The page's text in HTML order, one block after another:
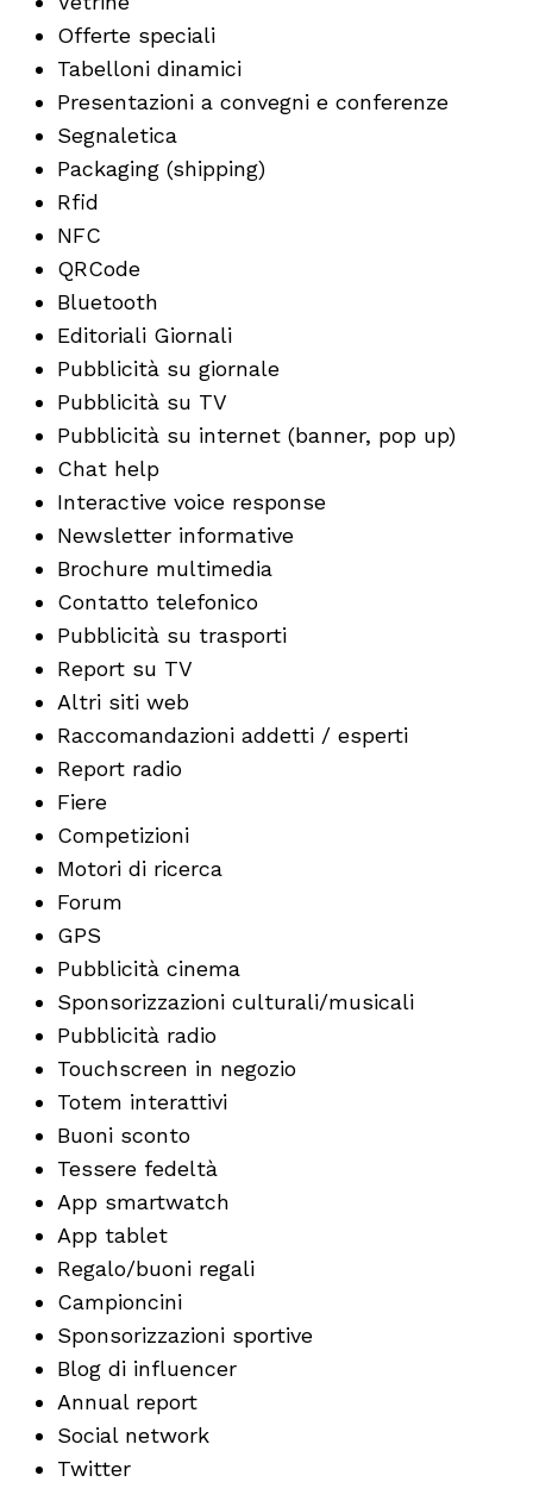
Offerte speciali
Tabelloni dinamici
Presentazioni a convegni e conferenze
Segnaletica
Packaging (shipping)
Rfid
NFC
QRCode
Bluetooth
Editoriali Giornali
Pubblicità su giornale
Pubblicità su TV
Pubblicità su internet (banner, pop up)
Chat help
Interactive voice response
Newsletter informative
Brochure multimedia
Contatto telefonico
Pubblicità su trasporti
Report su TV
Altri siti web
Raccomandazioni addetti / esperti
Report radio
Fiere
Competizioni
Motori di ricerca
Forum
GPS
Pubblicità cinema
Sponsorizzazioni culturali/musicali
Pubblicità radio
Touchscreen in negozio
Totem interattivi
Buoni sconto
Tessere fedeltà
App smartwatch
App tablet
Regalo/buoni regali
Campioncini
Sponsorizzazioni sportive
Blog di influencer
Annual report
Social network
Twitter